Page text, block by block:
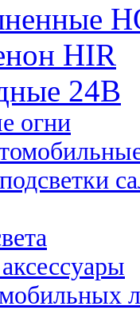
HIR
24B
огни